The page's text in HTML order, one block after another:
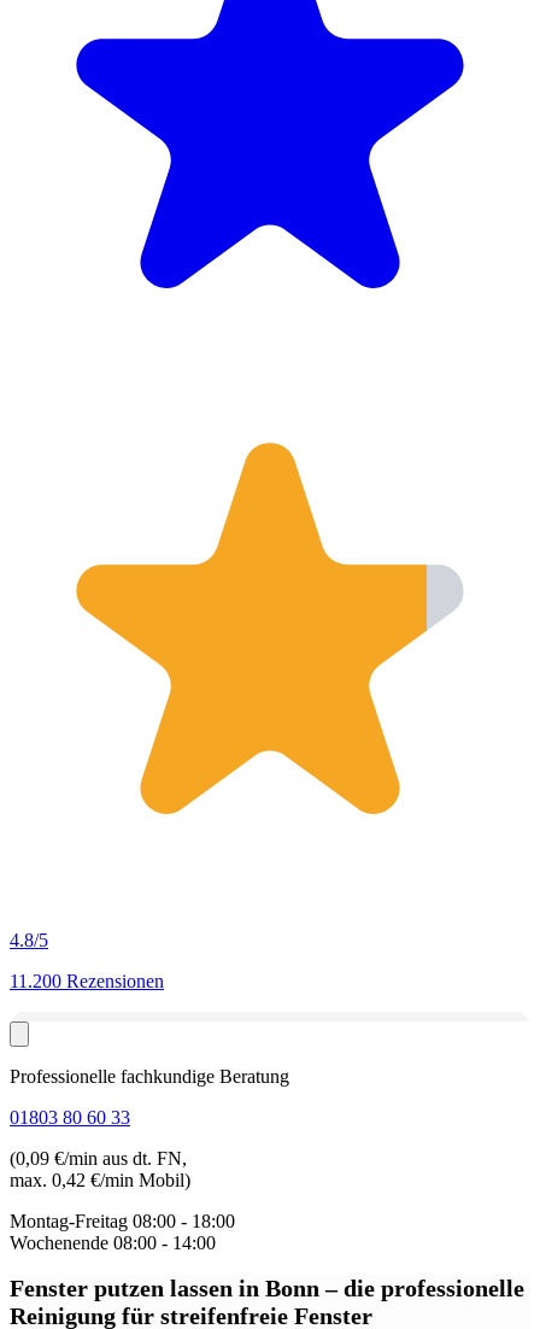
4.8/5
11.200 Rezensionen
Professionelle fachkundige Beratung
01803 80 60 33
(0,09 €/min aus dt. FN,
max. 0,42 €/min Mobil)
Montag-Freitag 08:00 - 18:00
Wochenende 08:00 - 14:00
Fenster putzen lassen in Bonn– die professionelle
Reinigung für streifenfreie Fenster